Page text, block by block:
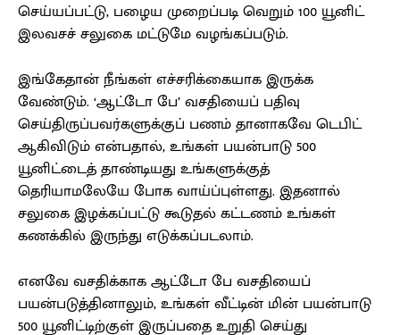
செய்யப்பட்டு, பழைய முறைப்படி வெறும் 100 யூனிட்
இலவசச் சலுகை மட்டுமே வழங்கப்படும்.
இங்கேதான் நீங்கள் எச்சரிக்கையாக இருக்க
வேண்டும். ‘ஆட்டோ பே’ வசதியைப் பதிவு
செய்திருப்பவர்களுக்குப் பணம் தானாகவே டெபிட்
ஆகிவிடும் என்பதால், உங்கள் பயன்பாடு 500
யூனிட்டைத் தாண்டியது உங்களுக்குத்
தெரியாமலேயே போக வாய்ப்புள்ளது. இதனால்
சலுகை இழக்கப்பட்டு கூடுதல் கட்டணம் உங்கள்
கணக்கில் இருந்து எடுக்கப்படலாம்.
எனவே வசதிக்காக ஆட்டோ பே வசதியைப்
பயன்படுத்தினாலும், உங்கள் வீட்டின் மின் பயன்பாடு
500 யூனிட்டிற்குள் இருப்பதை உறுதி செய்து